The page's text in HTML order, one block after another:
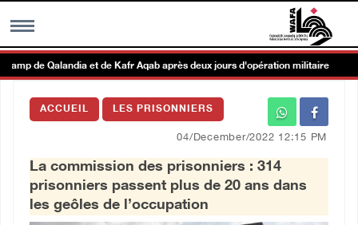
MENU
Galerie d’images
Centre palestinien
de Qalandia et de Kafr Aqab après deux jours d'opération militaire
ACCUEIL LES PRISONNIERS
04/December/2022 12:15 PM
La commission des prisonniers : 314
prisonniers passent plus de 20 ans dans
les geôles de l’occupation